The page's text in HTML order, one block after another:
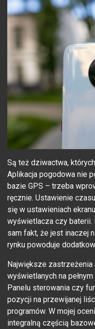
Są też dziwactwa,
Aplikacja pogodowa nie
bazie GPS – trzeba
ręcznie. Ustawienie
się w ustawieniach
wyświetlacza czy baterii.
sam fakt, że jest inaczej
rynku powoduje
Największe zastrzeżenia
wyświetlanych na
Panelu sterowania czy
pozycji na przewijanej
programów. W mojej
integralną częścią